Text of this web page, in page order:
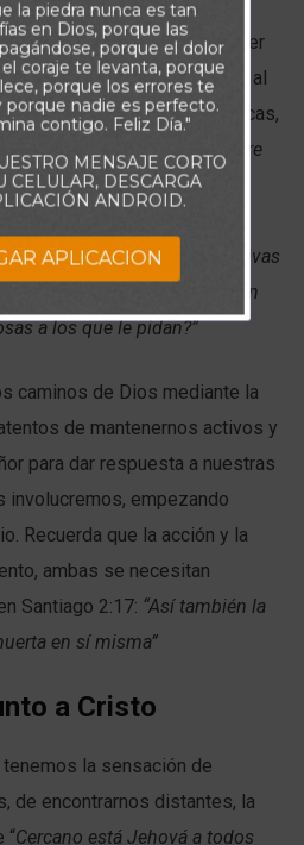
el cual el Señor penetra en
fortalece para portar cualquier
con fe, la oración permitirá al
necesidades específicas,
Mateo 7:9-11: “¿Qué hombre
le pide pan, le dará una
le dará una serpiente?
sabéis dar buenas dádivas
vuestro Padre que está en
a los que le pidan?”
caminos de Dios mediante la
de mantenernos activos y
para dar respuesta a nuestras
involucremos, empezando
Recuerda que la acción y la
ambas se necesitan
Santiago 2:17: “Así también la
en sí misma”
a Cristo
tenemos la sensación de
de encontrarnos distantes, la
“Cercano está Jehová a todos
la piedra nunca es tan
en Dios, porque las
porque el dolor
coraje te levanta, porque
porque los errores te
porque nadie es perfecto.
contigo. Feliz Día."
MENSAJE CORTO
CELULAR, DESCARGA
ANDROID.
APLICACION